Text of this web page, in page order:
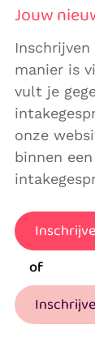
Jouw
manier is
vult je
onze
binnen
of